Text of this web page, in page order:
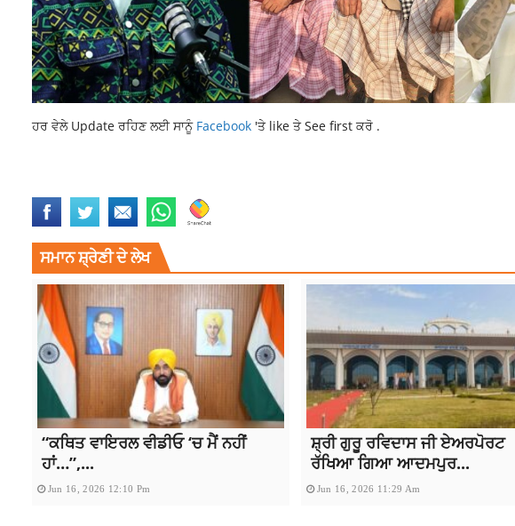
ਹਰ ਵੇਲੇ Update ਰਹਿਣ ਲਈ ਸਾਨੂੰ Facebook 'ਤੇ like ਤੇ See first ਕਰੋ .
ਸਮਾਨ ਸ਼੍ਰੇਣੀ ਦੇ ਲੇਖ
“ਕਥਿਤ ਵਾਇਰਲ ਵੀਡੀਓ ‘ਚ ਮੈਂ ਨਹੀਂ
ਹਾਂ…”,...
Jun 16, 2026 12:10 Pm
ਸ਼੍ਰੀ ਗੁਰੂ ਰਵਿਦਾਸ ਜੀ ਏਅਰਪੋਰਟ
ਰੱਖਿਆ ਗਿਆ ਆਦਮਪੁਰ...
Jun 16, 2026 11:29 Am